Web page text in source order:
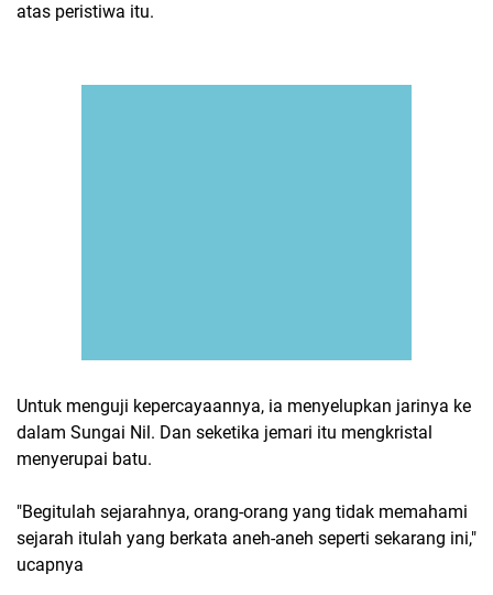
atas peristiwa itu.
Untuk menguji kepercayaannya, ia menyelupkan jarinya ke
dalam Sungai Nil. Dan seketika jemari itu mengkristal
menyerupai batu.
"Begitulah sejarahnya, orang-orang yang tidak memahami
sejarah itulah yang berkata aneh-aneh seperti sekarang ini,"
ucapnya